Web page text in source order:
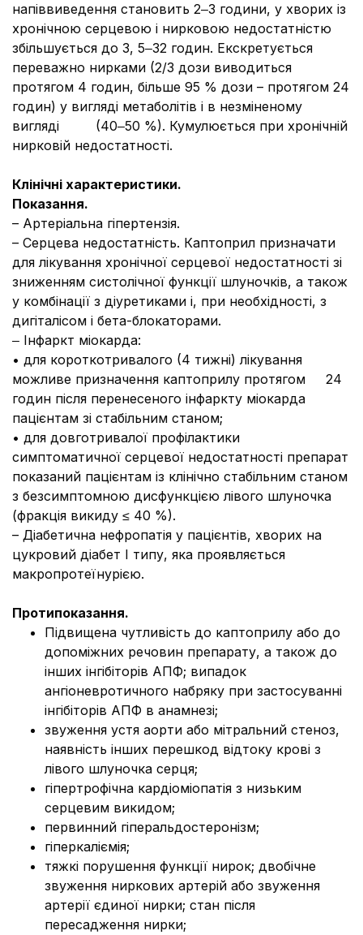
напіввиведення становить 2‒3 години, у хворих із
хронічною серцевою і нирковою недостатністю
збільшується до 3, 5‒32 годин. Екскретується
переважно нирками (2/3 дози виводиться
протягом 4 годин, більше 95 % дози – протягом 24
годин) у вигляді метаболітів і в незміненому
вигляді (40‒50 %). Кумулюється при хронічній
нирковій недостатності.
Клінічні характеристики.
Показання.
– Артеріальна гіпертензія.
– Серцева недостатність. Каптоприл призначати
для лікування хронічної серцевої недостатності зі
зниженням систолічної функції шлуночків, а також
у комбінації з діуретиками і, при необхідності, з
дигіталісом і бета-блокаторами.
‒ Інфаркт міокарда:
• для короткотривалого (4 тижні) лікування
можливе призначення каптоприлу протягом 24
годин після перенесеного інфаркту міокарда
пацієнтам зі стабільним станом;
• для довготривалої профілактики
симптоматичної серцевої недостатності препарат
показаний пацієнтам із клінічно стабільним станом
з безсимптомною дисфункцією лівого шлуночка
(фракція викиду ≤ 40 %).
– Діабетична нефропатія у пацієнтів, хворих на
цукровий діабет I типу, яка проявляється
макропротеїнурією.
Протипоказання.
Підвищена чутливість до каптоприлу або до
допоміжних речовин препарату, а також до
інших інгібіторів АПФ; випадок
ангіоневротичного набряку при застосуванні
інгібіторів АПФ в анамнезі;
звуження устя аорти або мітральний стеноз,
наявність інших перешкод відтоку крові з
лівого шлуночка серця;
гіпертрофічна кардіоміопатія з низьким
серцевим викидом;
первинний гіперальдостеронізм;
гіперкаліємія;
тяжкі порушення функції нирок; двобічне
звуження ниркових артерій або звуження
артерії єдиної нирки; стан після
пересадження нирки;